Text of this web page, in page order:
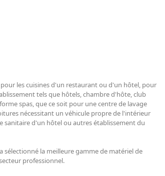
les cuisines d'un restaurant ou d'un hôtel, pour
tels que hôtels, chambre d'hôte, club
spas, que ce soit pour une centre de lavage
nécessitant un véhicule propre de l'intérieur
sanitaire d'un hôtel ou autres établissement du
sélectionné la meilleure gamme de matériel de
professionnel.